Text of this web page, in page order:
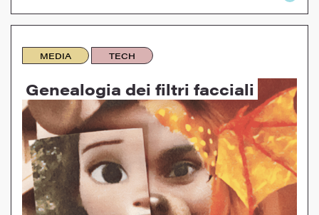
MEDIA TECH
Genealogia dei filtri facciali